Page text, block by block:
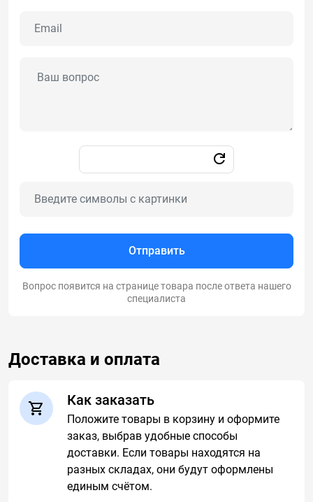
Отправить
Вопрос появится на странице товара после ответа нашего
специалиста
Доставка и оплата
Как заказать
Положите товары в корзину и оформите
заказ, выбрав удобные способы
доставки. Если товары находятся на
разных складах, они будут оформлены
единым счётом.